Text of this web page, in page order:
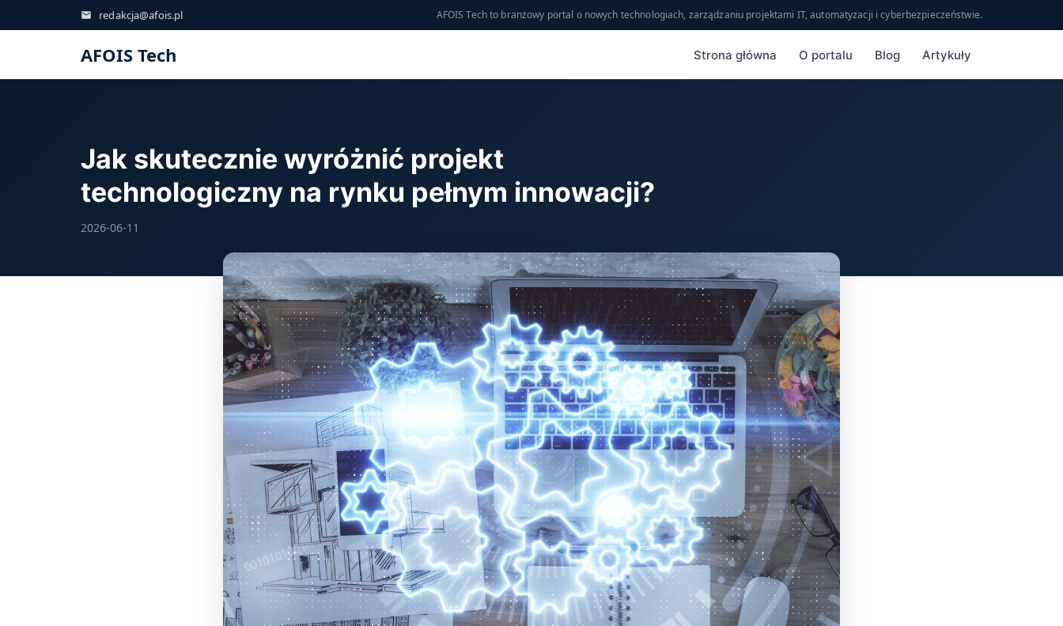
redakcja@afois.pl AFOIS Tech to branżowy portal o nowych technologiach, zarządzaniu projektami IT, automatyzacji i cyberbezpieczeństwie.
AFOIS Tech Strona główna O portalu Blog Artykuły
Jak skutecznie wyróżnić projekt
technologiczny na rynku pełnym innowacji?
2026-06-11